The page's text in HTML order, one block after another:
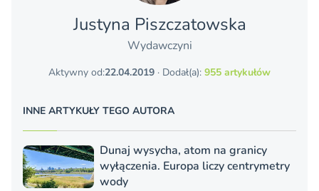
Justyna Piszczatowska
Wydawczyni
Aktywny od:22.04.2019 · Dodał(a): 955 artykułów
INNE ARTYKUŁY TEGO AUTORA
Dunaj wysycha, atom na granicy
wyłączenia. Europa liczy centrymetry
wody